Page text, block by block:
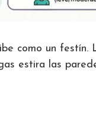
como un festín.
estira las